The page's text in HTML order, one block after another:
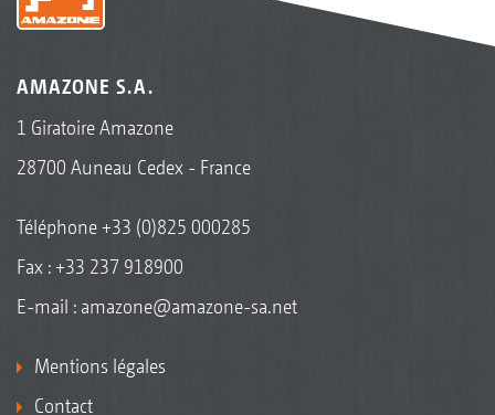
AMAZONE S.A.
1 Giratoire Amazone
28700 Auneau Cedex - France
Téléphone+33 (0)825 000285
Fax : +33 237 918900
E-mail : amazone@amazone-sa.net
Mentions légales
Contact